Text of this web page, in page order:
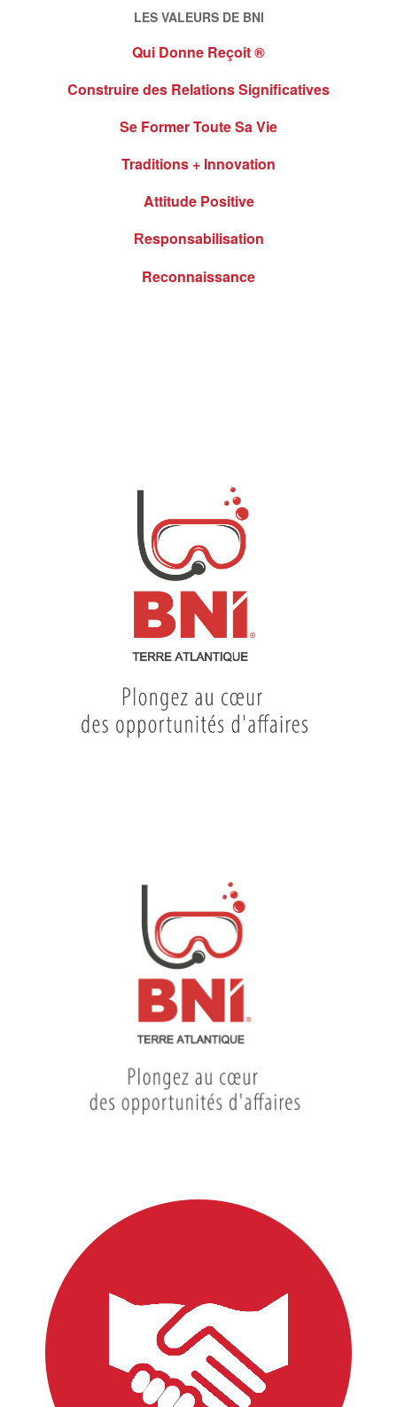
LES VALEURS DE BNI
Qui Donne Reçoit ®
Construire des Relations Significatives
Se Former Toute Sa Vie
Traditions + Innovation
Attitude Positive
Responsabilisation
Reconnaissance